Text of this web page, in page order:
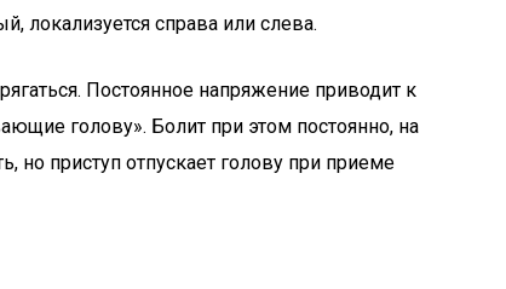
локализуется справа или слева.
Постоянное напряжение приводит к
голову». Болит при этом постоянно, на
но приступ отпускает голову при приеме